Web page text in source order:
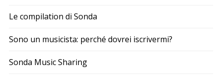
Le compilation di Sonda
Sono un musicista: perché dovrei iscrivermi?
Sonda Music Sharing